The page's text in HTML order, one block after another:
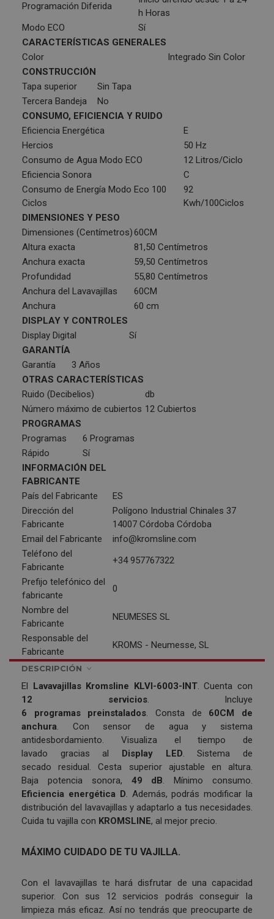
Programación Diferida
h Horas
Modo ECO
Sí
CARACTERÍSTICAS GENERALES
Color
Integrado Sin Color
CONSTRUCCIÓN
Tapa superior
Sin Tapa
Tercera Bandeja
No
CONSUMO, EFICIENCIA Y RUIDO
Eficiencia Energética
E
Hercios
50 Hz
Consumo de Agua Modo ECO
12 Litros/Ciclo
Eficiencia Sonora
C
Consumo de Energía Modo Eco 100
Ciclos
92
Kwh/100Ciclos
DIMENSIONES Y PESO
Dimensiones (Centímetros)60CM
Altura exacta
81,50 Centímetros
Anchura exacta
59,50 Centímetros
Profundidad
55,80 Centímetros
Anchura del Lavavajillas
60CM
Anchura
60 cm
DISPLAY Y CONTROLES
Display Digital
Sí
GARANTÍA
Garantía
3 Años
OTRAS CARACTERÍSTICAS
Ruido (Decibelios)
db
Número máximo de cubiertos 12 Cubiertos
PROGRAMAS
Programas
6 Programas
Rápido
Sí
INFORMACIÓN DEL
FABRICANTE
País del Fabricante
ES
Dirección del
Fabricante
Polígono Industrial Chinales 37
14007 Córdoba Córdoba
Email del Fabricante
info@kromsline.com
Teléfono del
Fabricante
+34 957767322
Prefijo telefónico del
fabricante
0
Nombre del
Fabricante
NEUMESES SL
Responsable del
Fabricante
KROMS - Neumesse, SL
DESCRIPCIÓN
El LavavajillasKromsline KLVI-6003-INT. Cuenta con
12 servicios. Incluye
6 programas
preinstalados . Consta de 60CM de
anchura . Con sensor de agua y sistema
antidesbordamiento. Visualiza el tiempo de
lavado gracias al Display LED . Sistema de
secado residual. Cesta superior ajustable en altura.
Baja potencia sonora, 49 dB . Mínimo consumo.
Eficiencia energética D . Además, podrás modificar la
distribución del lavavajillas y adaptarlo a tus necesidades.
Cuida tu vajilla con KROMSLINE, al mejor precio.
MÁXIMO CUIDADO DE TU VAJILLA.
Con el lavavajillas te hará disfrutar de una capacidad
superior. Con sus 12 servicios podrás conseguir la
limpieza más eficaz. Así no tendrás que preocuparte de